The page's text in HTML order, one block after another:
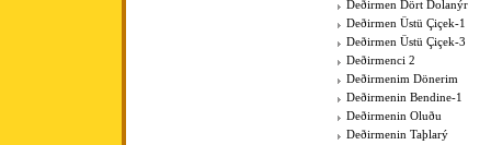
Deðirmen Dört Dolanýr
Deðirmen Üstü Çiçek-1
Deðirmen Üstü Çiçek-3
Deðirmenci 2
Deðirmenim Dönerim
Deðirmenin Bendine-1
Deðirmenin Oluðu
Deðirmenin Taþlarý